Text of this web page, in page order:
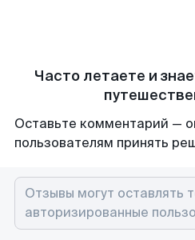
Часто летаете и
Оставьте комментарий —
пользователям принять